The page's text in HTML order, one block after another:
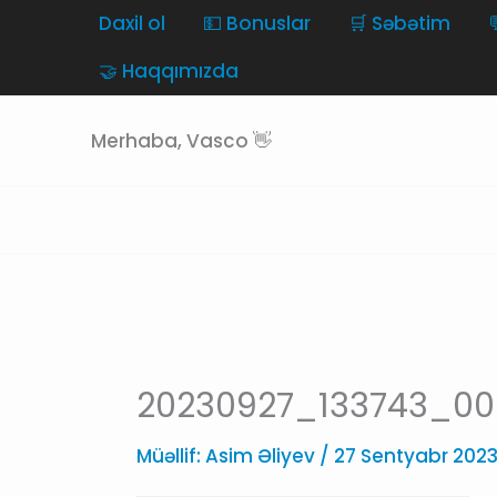
Daxil ol 💵 Bonuslar 🛒 Səbətim
🤝 Haqqımızda
Merhaba, Vasco 👋
Müəllif: Asim Əliyev / 27 Sentyabr 2023